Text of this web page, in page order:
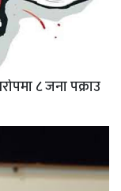
८ जना पक्राउ